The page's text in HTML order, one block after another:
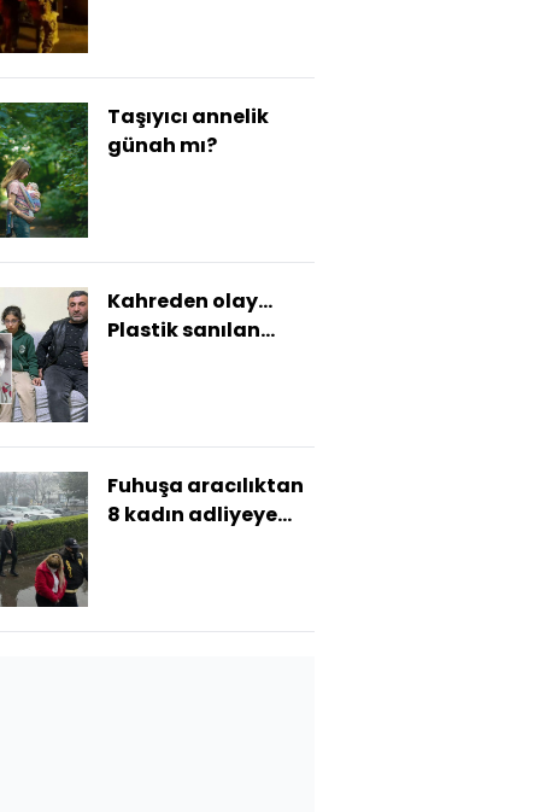
Taşıyıcı annelik
günah mı?
Kahreden olay...
Plastik sanılan
Fuhuşa aracılıktan
8 kadın adliyeye